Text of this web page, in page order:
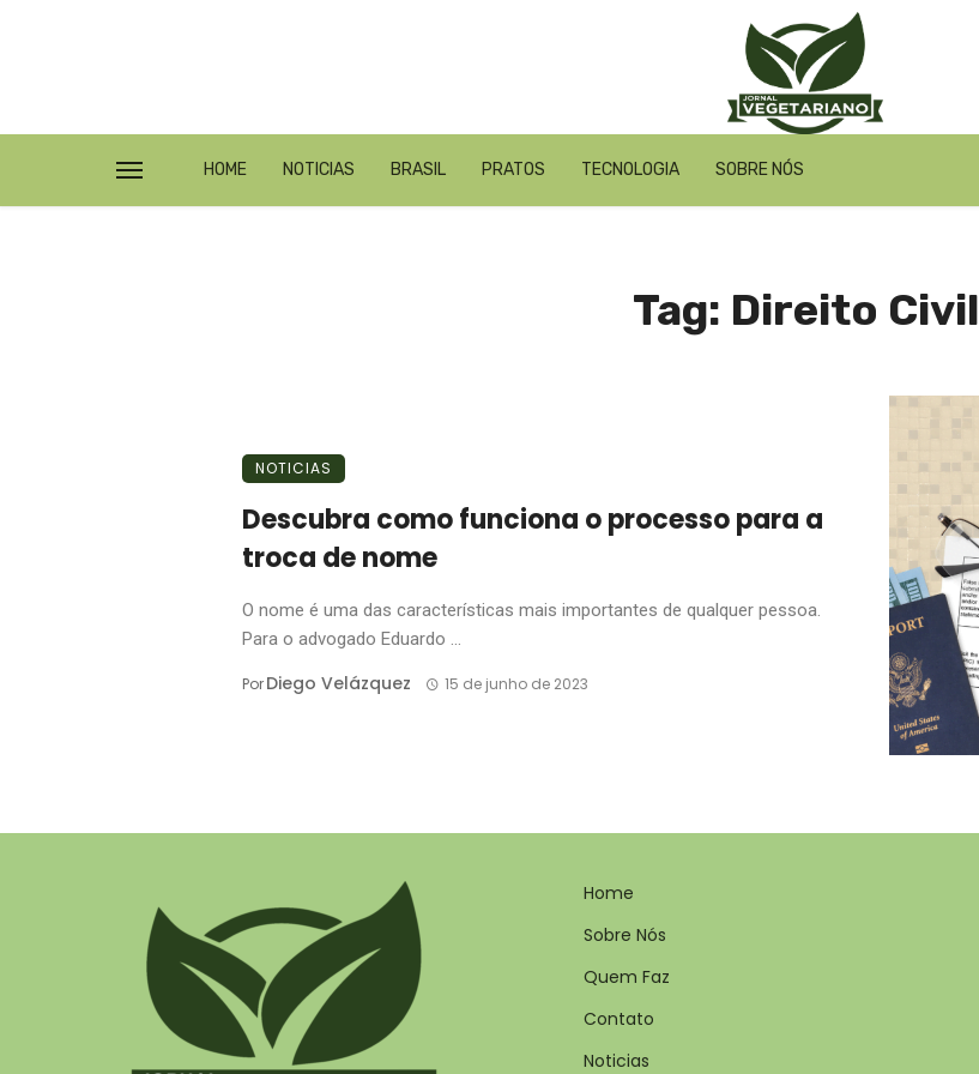
HOME NOTICIAS BRASIL PRATOS TECNOLOGIA SOBRE NÓS
Tag: Direito Civil
NOTICIAS
Descubra como funciona o processo para a
troca de nome
O nome é uma das características mais importantes de qualquer pessoa.
Para o advogado Eduardo ...
PorDiego Velázquez 15 de junho de 2023
Home
Sobre Nós
Quem Faz
Contato
Noticias